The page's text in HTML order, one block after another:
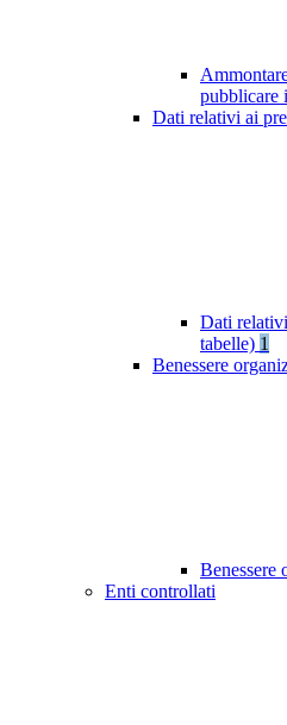
pubblicare
Dati relativi ai
Dati
tabelle) 1
Benessere
Benessere
Enti controllati